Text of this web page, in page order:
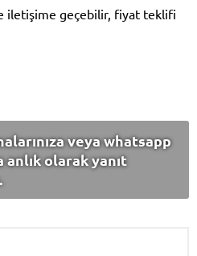
iletişime geçebilir, fiyat teklifi
veya whatsapp
anlık olarak yanıt